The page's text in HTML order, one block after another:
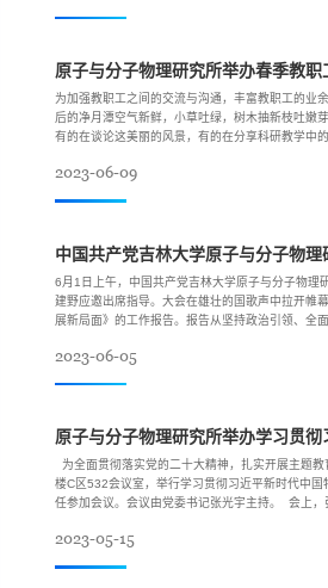
原子与分子物理研究所举办春季教职
为加强教职工之间的交流与沟通，丰富教职工的业
后的净月潭空气新鲜，小草吐绿，树木抽新枝吐嫩
有的在谈论这美丽的风景，有的在分享科研教学中
2023-06-09
中国共产党吉林大学原子与分子物
6月1日上午，中国共产党吉林大学原子与分子物理
建野应邀出席指导。大会在雄壮的国歌声中拉开帷
展新局面》的工作报告。报告从坚持政治引领、全
2023-06-05
原子与分子物理研究所举办学习贯
为全面贯彻落实党的二十大精神，扎实开展主题
楼C区532会议室，举行学习贯彻习近平新时代中
任参加会议。会议由党委书记张光宇主持。 会上，
2023-05-15